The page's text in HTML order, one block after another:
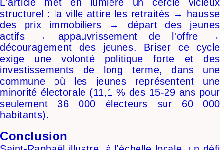
L'article met en lumière un cercle vicieux
structurel : la ville attire les retraités → hausse
des prix immobiliers → départ des jeunes
actifs → appauvrissement de l'offre →
découragement des jeunes. Briser ce cycle
exige une volonté politique forte et des
investissements de long terme, dans une
commune où les jeunes représentent une
minorité électorale (11,1 % des 15-29 ans pour
seulement 36 000 électeurs sur 60 000
habitants).
Conclusion